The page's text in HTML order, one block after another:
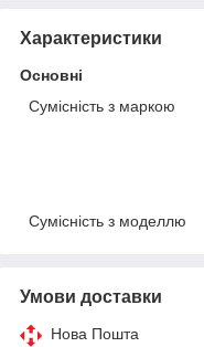
Характеристики
Основні
Сумісність з маркою
Сумісність з моделлю
Умови доставки
Нова Пошта